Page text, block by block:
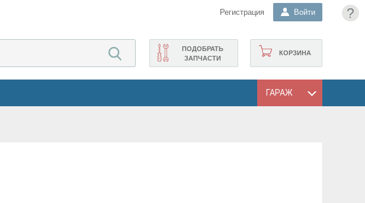
?
Регистрация Войти
КОРЗИНА
ПОДОБРАТЬ
ЗАПЧАСТИ
ГАРАЖ